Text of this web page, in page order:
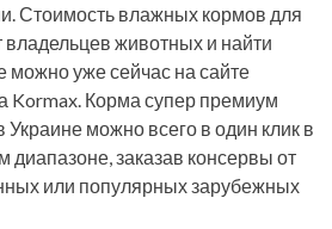
Стоимость влажных кормов для
владельцев животных и найти
можно уже сейчас на сайте
Kormax. Корма супер премиум
Украине можно всего в один клик в
заказав консервы от
или популярных зарубежных